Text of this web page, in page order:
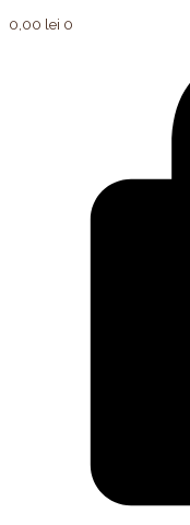
0,00 lei 0